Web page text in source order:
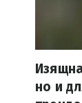
но и